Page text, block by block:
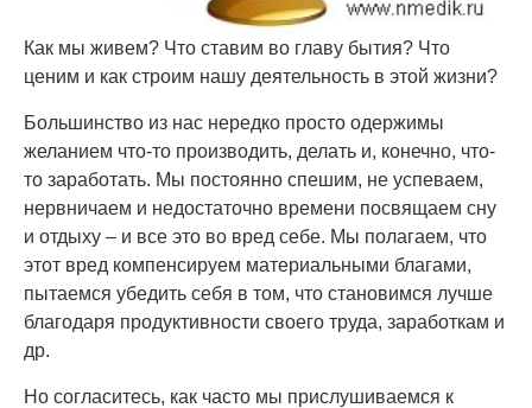
Как мы живем? Что ставим во главу бытия? Что
ценим и как строим нашу деятельность в этой жизни?
Большинство из нас нередко просто одержимы
желанием что-то производить, делать и, конечно, что-
то заработать. Мы постоянно спешим, не успеваем,
нервничаем и недостаточно времени посвящаем сну
и отдыху – и все это во вред себе. Мы полагаем, что
этот вред компенсируем материальными благами,
пытаемся убедить себя в том, что становимся лучше
благодаря продуктивности своего труда, заработкам и
др.
Но согласитесь, как часто мы прислушиваемся к